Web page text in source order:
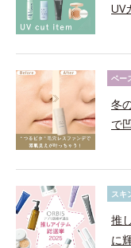
UV
ベー
冬
で
スキ
推
に